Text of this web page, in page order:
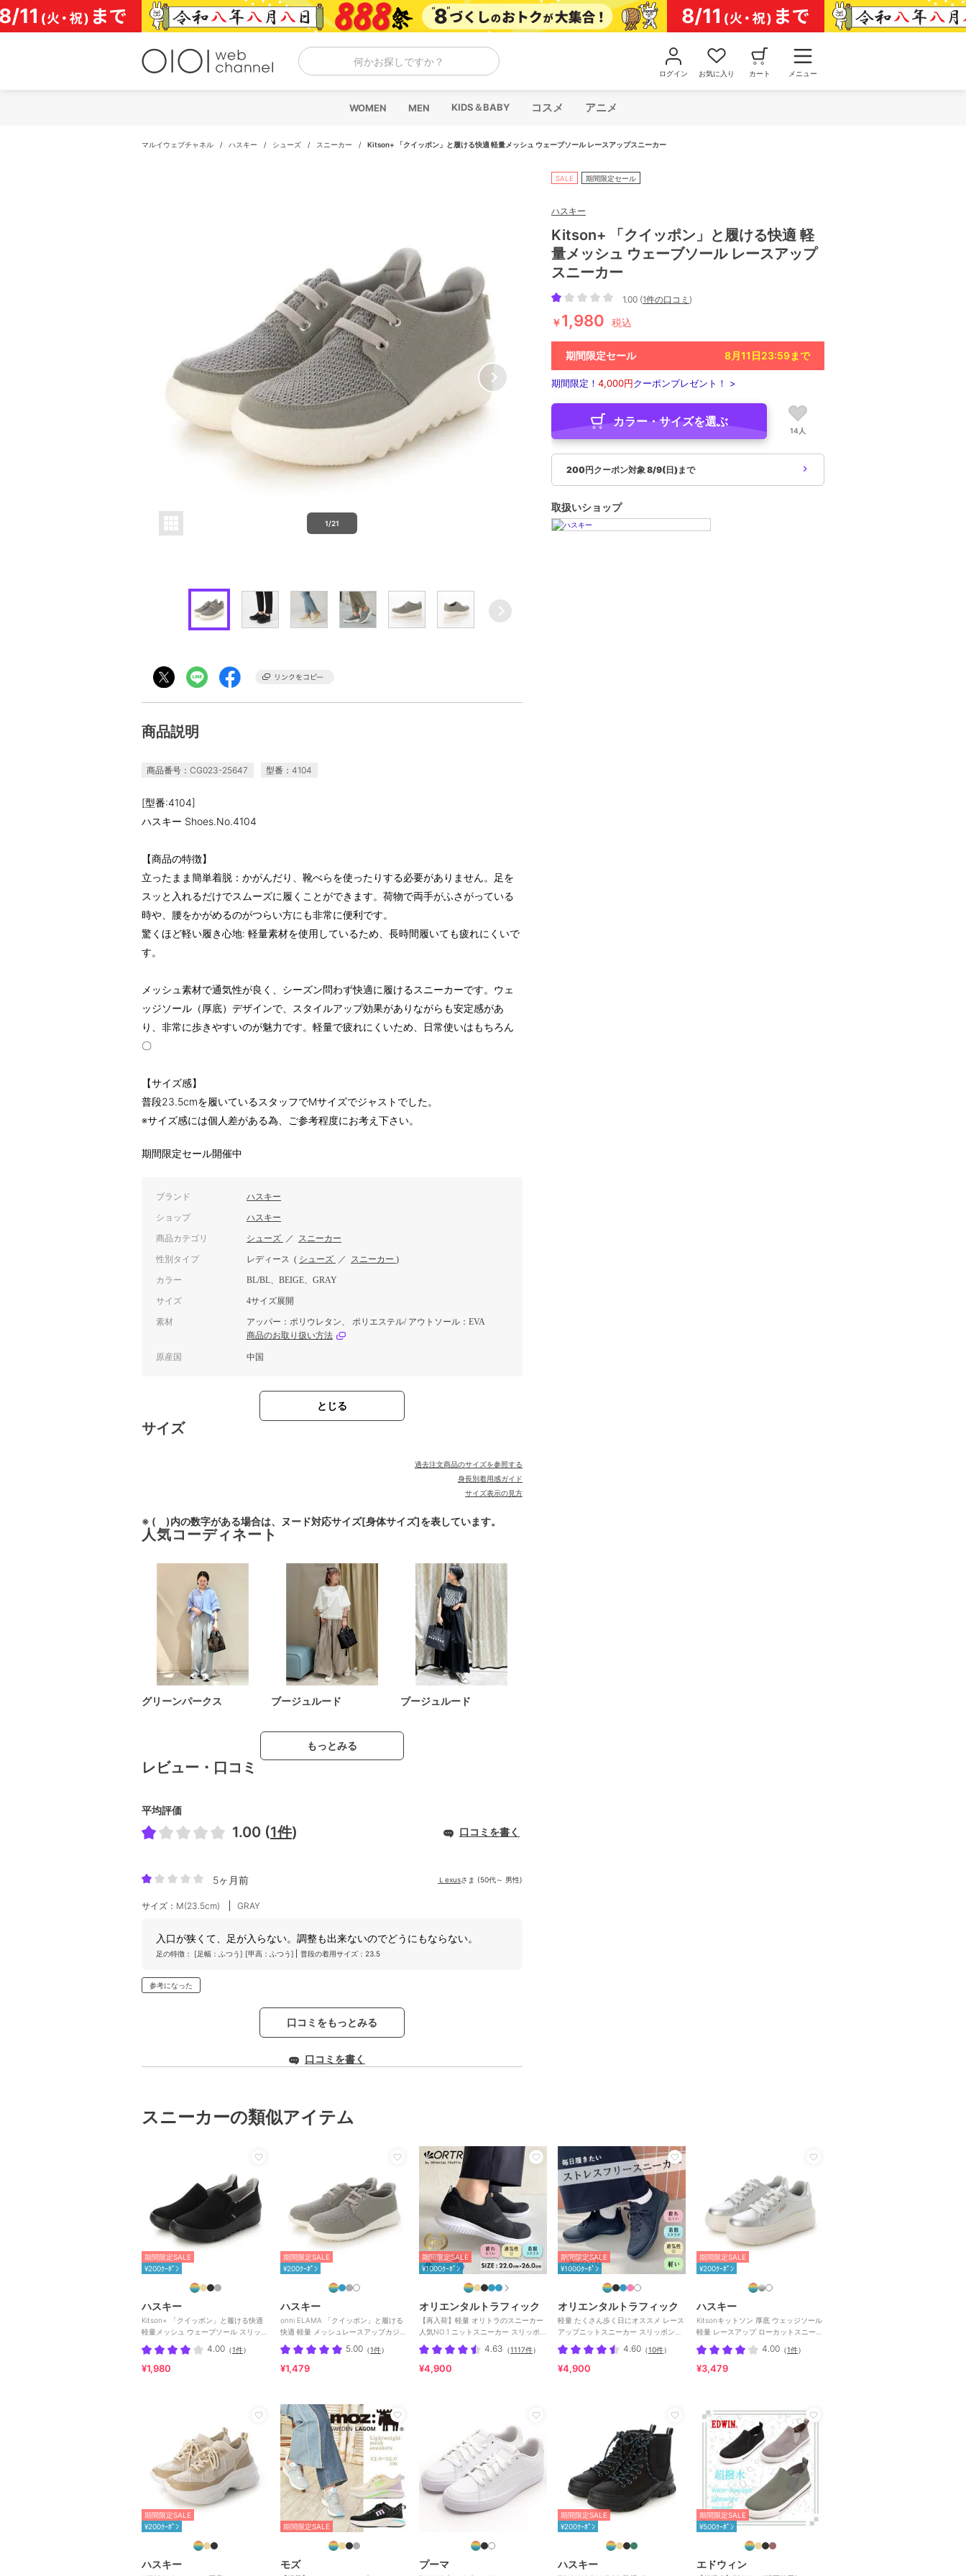
コ
ン
テ
何かお探しですか？
ログイン お気に入り カート メニュー
WOMEN MEN KIDS＆BABY コスメ アニメ
マルイウェブチャネル / ハスキー / シューズ / スニーカー / Kitson+ 「クイッポン」と履ける快適 軽量メッシュ ウェーブソール レースアップスニーカー
1/21
商品説明
商品番号：CG023-25647 型番：4104
[型番:4104]
ハスキー Shoes.No.4104
【商品の特徴】
立ったまま簡単着脱：かがんだり、靴べらを使ったりする必要がありません。足を
スッと入れるだけでスムーズに履くことができます。荷物で両手がふさがっている
時や、腰をかがめるのがつらい方にも非常に便利です。
驚くほど軽い履き心地: 軽量素材を使用しているため、長時間履いても疲れにくいで
す。
メッシュ素材で通気性が良く、シーズン問わず快適に履けるスニーカーです。ウェ
ッジソール（厚底）デザインで、スタイルアップ効果がありながらも安定感があ
り、非常に歩きやすいのが魅力です。軽量で疲れにくいため、日常使いはもちろん
〇
【サイズ感】
普段23.5cmを履いているスタッフでMサイズでジャストでした。
※サイズ感には個人差がある為、ご参考程度にお考え下さい。
期間限定セール開催中
ブランド ハスキー
ショップ ハスキー
商品カテゴリ シューズ ／ スニーカー
性別タイプ レディース ( シューズ ／ スニーカー )
カラー BL/BL、BEIGE、GRAY
サイズ 4サイズ展開
素材
アッパー：ポリウレタン、 ポリエステル/ アウトソール：EVA
商品のお取り扱い方法
原産国 中国
とじる
サイズ
過去注文商品のサイズを参照する
身長別着用感ガイド
サイズ表示の見方
※ ( )内の数字がある場合は、ヌード対応サイズ[身体サイズ]を表しています。
人気コーディネート
グリーンパークス ブージュルード ブージュルード
もっとみる
レビュー・口コミ
平均評価
1.00 (1件) 口コミを書く
5ヶ月前 Ｌexusさま (50代～ 男性)
サイズ：M(23.5cm) GRAY
入口が狭くて、足が入らない。調整も出来ないのでどうにもならない。
足の特徴： [足幅：ふつう] [甲高：ふつう] 普段の着用サイズ：23.5
参考になった
口コミをもっとみる
口コミを書く
SALE 期間限定セール
ハスキー
Kitson+ 「クイッポン」と履ける快適 軽
量メッシュ ウェーブソール レースアップ
スニーカー
1.00 (1件の口コミ )
￥1,980 税込
期間限定セール 8月11日23:59まで
期間限定！ 4,000円クーポンプレゼント！ >
カラー・サイズを選ぶ
14人
200円クーポン対象 8/9(日)まで
取扱いショップ
スニーカーの類似アイテム
期間限定SALE
¥200ｸｰﾎﾟﾝ
ハスキー
Kitson+ 「クイッポン」と履ける快適
軽量メッシュ ウェーブソール スリッポ
ン スニーカー
4.00 （1件）
¥1,980
期間限定SALE
¥200ｸｰﾎﾟﾝ
ハスキー
onni ELAMA 「クイッポン」と履ける
快適 軽量 メッシュレースアップカジュ
アルスニーカー
5.00 （1件）
¥1,479
期間限定SALE
¥1000ｸｰﾎﾟﾝ
オリエンタルトラフィック
【再入荷】軽量 オリトラのスニーカー
人気NO.1 ニットスニーカー スリッポン
/3709
4.63 （1117件）
¥4,900
期間限定SALE
¥1000ｸｰﾎﾟﾝ
オリエンタルトラフィック
軽量 たくさん歩く日にオススメ レース
アップニットスニーカー スリッポン
/OT3765
4.60 （10件）
¥4,900
期間限定SALE
¥200ｸｰﾎﾟﾝ
ハスキー
Kitsonキットソン 厚底 ウェッジソール
軽量 レースアップ ローカットスニーカ
ー
4.00 （1件）
¥3,479
期間限定SALE
¥200ｸｰﾎﾟﾝ
ハスキー
期間限定SALE
モズ プーマ
期間限定SALE
¥200ｸｰﾎﾟﾝ
ハスキー
期間限定SALE
¥500ｸｰﾎﾟﾝ
エドウィン